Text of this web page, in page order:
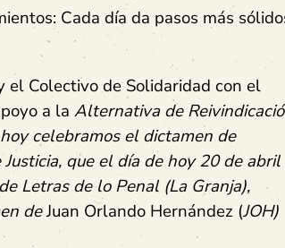
Cada día da pasos más
el Colectivo de Solidaridad con el
a la Alternativa de
celebramos el dictamen de
que el día de hoy 20 de abril
Letras de lo Penal (La Granja),
deJuan Orlando Hernández (JOH)